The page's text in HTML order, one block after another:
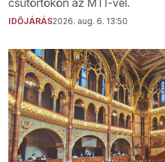
IDŐJÁRÁS2026. aug. 6. 13:50